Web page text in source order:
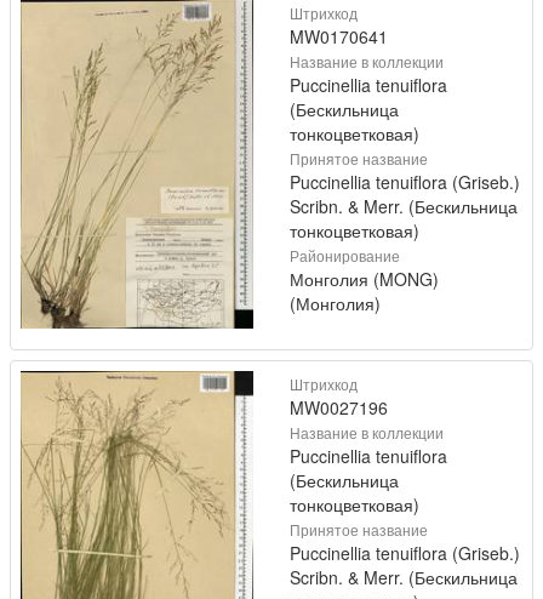
Штрихкод
MW0170641
Название в коллекции
Puccinellia tenuiflora
(Бескильница
тонкоцветковая)
Принятое название
Puccinellia tenuiflora (Griseb.)
Scribn. & Merr. (Бескильница
тонкоцветковая)
Районирование
Монголия (MONG)
(Монголия)
Штрихкод
MW0027196
Название в коллекции
Puccinellia tenuiflora
(Бескильница
тонкоцветковая)
Принятое название
Puccinellia tenuiflora (Griseb.)
Scribn. & Merr. (Бескильница